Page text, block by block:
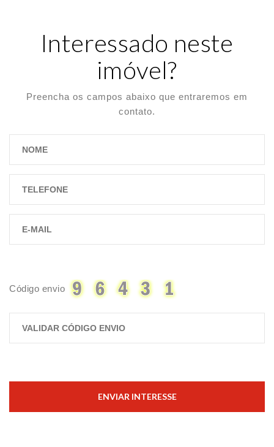
Interessado neste
imóvel?
Preencha os campos abaixo que entraremos em
contato.
Código envio
ENVIAR INTERESSE